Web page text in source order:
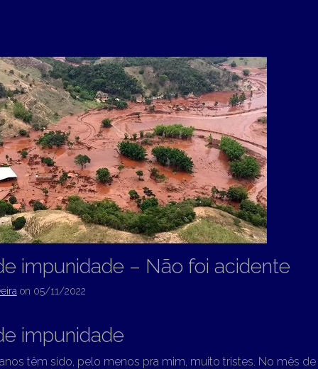
impunidade – Não foi acidente
on 05/11/2022
impunidade
têm sido, pelo menos pra mim, muito tristes. No mês